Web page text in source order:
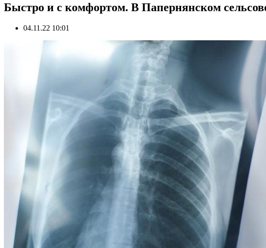
Быстро и с комфортом. В Папернянском
04.11.22 10:01